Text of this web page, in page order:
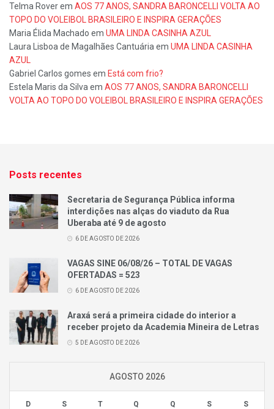
Telma Roverem AOS 77 ANOS, SANDRA BARONCELLI VOLTA AO
TOPO DO VOLEIBOL BRASILEIRO E INSPIRA GERAÇÕES
Maria Élida Machado em UMA LINDA CASINHA AZUL
Laura Lisboa de Magalhães Cantuária em UMA LINDA CASINHA
AZUL
Gabriel Carlos gomes em Está com frio?
Estela Maris da Silva em AOS 77 ANOS, SANDRA BARONCELLI
VOLTA AO TOPO DO VOLEIBOL BRASILEIRO E INSPIRA GERAÇÕES
Posts recentes
Secretaria de Segurança Pública informa
interdições nas alças do viaduto da Rua
Uberaba até 9 de agosto
6 DE AGOSTO DE 2026
VAGAS SINE 06/08/26 – TOTAL DE VAGAS
OFERTADAS = 523
6 DE AGOSTO DE 2026
Araxá será a primeira cidade do interior a
receber projeto da Academia Mineira de Letras
5 DE AGOSTO DE 2026
AGOSTO 2026
D S T Q Q S S